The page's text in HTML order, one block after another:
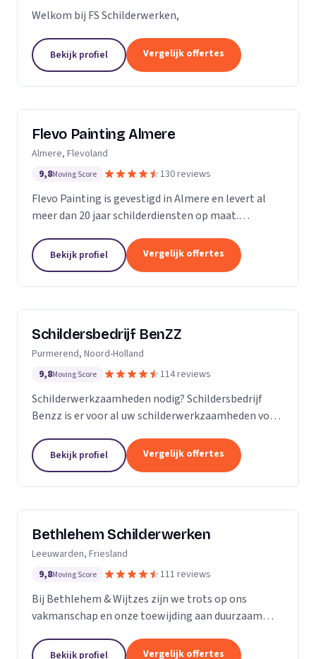
Welkom bij FS Schilderwerken,
Bekijk profiel Vergelijk offertes
Flevo Painting Almere
Almere, Flevoland
9,8Moving Score 130 reviews
Flevo Painting is gevestigd in Almere en levert al
meer dan 20 jaar schilderdiensten op maat.
provincie Flevoland, het Gooi, Amsterdam en
omstreken...
Bekijk profiel Vergelijk offertes
Schildersbedrijf BenZZ
Purmerend, Noord-Holland
9,8Moving Score 114 reviews
Schilderwerkzaamheden nodig? Schildersbedrijf
Benzz is er voor al uw schilderwerkzaamheden voor
Bekijk profiel Vergelijk offertes
Bethlehem Schilderwerken
Leeuwarden, Friesland
9,8Moving Score 111 reviews
Bij Bethlehem & Wijtzes zijn we trots op ons
vakmanschap en onze toewijding aan duurzaam
professionals, is voortdurend in ontwikkeling en
Bekijk profiel Vergelijk offertes